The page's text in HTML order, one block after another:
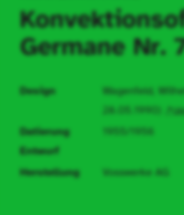
Germane Nr.
Design
Wagenfeld,
28.05.1990)
Datierung
Entwurf
1955/1956
Herstellung Vosswerke AG